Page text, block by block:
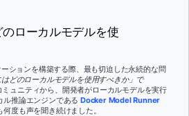
ローカルモデルを使
ションを構築する際、最も切迫した永続的な問
どのローカルモデルを使用すべきか」で
ュニティから、開発者がローカルモデルを実行
ル推論エンジンである Docker Model Runner
度も声を聞き続けました。